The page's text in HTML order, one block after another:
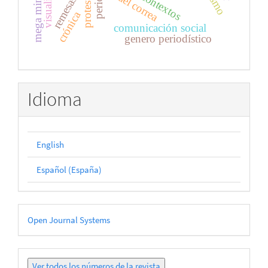
comunicación social
protesta
genero periodístico
crónica
Idioma
English
Español (España)
Desarrollado
por
Open Journal Systems